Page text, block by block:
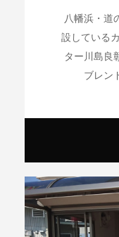
八幡浜・道
設している
ター川島良
ブレン